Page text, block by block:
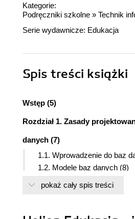
Kategorie:
Podręczniki szkolne » Technik
Serie wydawnicze: Edukacja
Spis treści książki
Wstęp (5)
Rozdział 1. Zasady
danych (7)
1.1. Wprowadzenie do baz
1.2. Modele baz danych (8)
1.3. Relacyjny model danych
1.4. Projektowanie bazy
1.6. Pytania i zadania (49)
pokaż cały spis treści